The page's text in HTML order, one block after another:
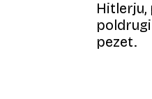
Hitlerju,
pezet.